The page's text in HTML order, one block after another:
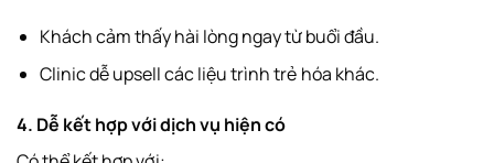
Khách cảm thấy hài lòng ngay từ buổi đầu.
Clinic dễ upsell các liệu trình trẻ hóa khác.
4. Dễ kết hợp với dịch vụ hiện có